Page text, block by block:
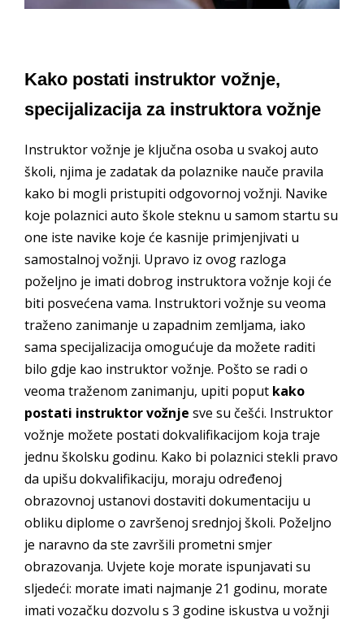
Kako postati instruktor vožnje,
specijalizacija za instruktora vožnje
Instruktor vožnje je ključna osoba u svakoj auto
školi, njima je zadatak da polaznike nauče pravila
kako bi mogli pristupiti odgovornoj vožnji. Navike
koje polaznici auto škole steknu u samom startu su
one iste navike koje će kasnije primjenjivati u
samostalnoj vožnji. Upravo iz ovog razloga
poželjno je imati dobrog instruktora vožnje koji će
biti posvećena vama. Instruktori vožnje su veoma
traženo zanimanje u zapadnim zemljama, iako
sama specijalizacija omogućuje da možete raditi
bilo gdje kao instruktor vožnje. Pošto se radi o
veoma traženom zanimanju, upiti poput kako
postati instruktor vožnje sve su češći. Instruktor
vožnje možete postati dokvalifikacijom koja traje
jednu školsku godinu. Kako bi polaznici stekli pravo
da upišu dokvalifikaciju, moraju određenoj
obrazovnoj ustanovi dostaviti dokumentaciju u
obliku diplome o završenoj srednjoj školi. Poželjno
je naravno da ste završili prometni smjer
obrazovanja. Uvjete koje morate ispunjavati su
sljedeći: morate imati najmanje 21 godinu, morate
imati vozačku dozvolu s 3 godine iskustva u vožnji